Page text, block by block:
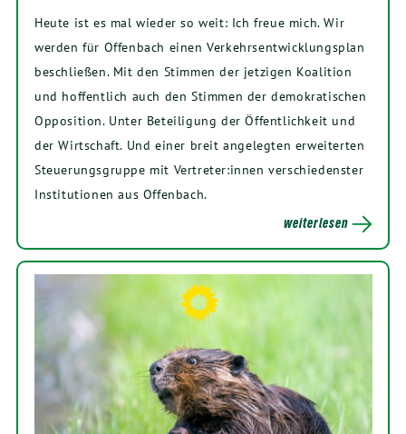
Heute ist es mal wieder so weit: Ich freue mich. Wir
werden für Offenbach einen Verkehrsentwicklungsplan
beschließen. Mit den Stimmen der jetzigen Koalition
und hoffentlich auch den Stimmen der demokratischen
Opposition. Unter Beteiligung der Öffentlichkeit und
der Wirtschaft. Und einer breit angelegten erweiterten
Steuerungsgruppe mit Vertreter:innen verschiedenster
Institutionen aus Offenbach.
weiterlesen